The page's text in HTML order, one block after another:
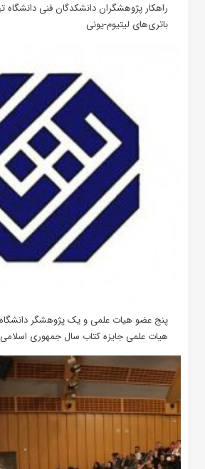
راهکار پژوهشگران دانشکدگان فنی دانشگاه
باتری‌های لیتیوم-یونی
پنج عضو هیات علمی و یک پژوهشگر
هیات علمی جایزه کتاب سال جمهوری اسلامی